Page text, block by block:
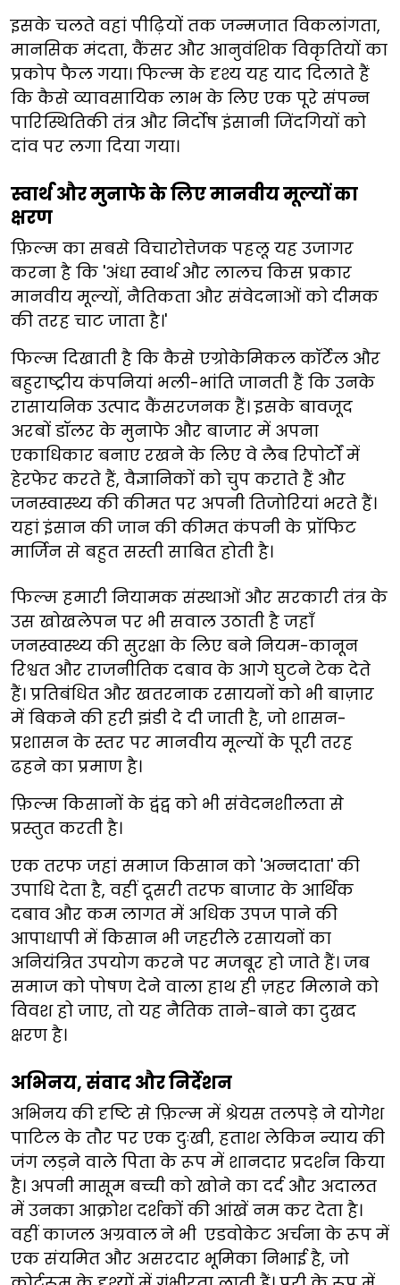
इसके चलते वहां पीढ़ियों तक जन्मजात विकलांगता,
मानसिक मंदता, कैंसर और आनुवंशिक विकृतियों का
प्रकोप फैल गया। फिल्म के दृश्य यह याद दिलाते हैं
कि कैसे व्यावसायिक लाभ के लिए एक पूरे संपन्न
पारिस्थितिकी तंत्र और निर्दोष इंसानी जिंदगियों को
दांव पर लगा दिया गया।
स्वार्थ और मुनाफे के लिए मानवीय मूल्यों का
क्षरण
फ़िल्म का सबसे विचारोत्तेजक पहलू यह उजागर
करना है कि 'अंधा स्वार्थ और लालच किस प्रकार
मानवीय मूल्यों, नैतिकता और संवेदनाओं को दीमक
की तरह चाट जाता है।'
फिल्म दिखाती है कि कैसे एग्रोकेमिकल कॉर्टेल और
बहुराष्ट्रीय कंपनियां भली-भांति जानती हैं कि उनके
रासायनिक उत्पाद कैंसरजनक हैं। इसके बावजूद
अरबों डॉलर के मुनाफे और बाजार में अपना
एकाधिकार बनाए रखने के लिए वे लैब रिपोर्टों में
हेरफेर करते हैं, वैज्ञानिकों को चुप कराते हैं और
जनस्वास्थ्य की कीमत पर अपनी तिजोरियां भरते हैं।
यहां इंसान की जान की कीमत कंपनी के प्रॉफिट
मार्जिन से बहुत सस्ती साबित होती है।
फिल्म हमारी नियामक संस्थाओं और सरकारी तंत्र के
उस खोखलेपन पर भी सवाल उठाती है जहाँ
जनस्वास्थ्य की सुरक्षा के लिए बने नियम-कानून
रिश्वत और राजनीतिक दबाव के आगे घुटने टेक देते
हैं। प्रतिबंधित और खतरनाक रसायनों को भी बाज़ार
में बिकने की हरी झंडी दे दी जाती है, जो शासन-
प्रशासन के स्तर पर मानवीय मूल्यों के पूरी तरह
ढहने का प्रमाण है।
फ़िल्म किसानों के द्वंद्व को भी संवेदनशीलता से
प्रस्तुत करती है।
एक तरफ जहां समाज किसान को 'अन्नदाता' की
उपाधि देता है, वहीं दूसरी तरफ बाजार के आर्थिक
दबाव और कम लागत में अधिक उपज पाने की
आपाधापी में किसान भी जहरीले रसायनों का
अनियंत्रित उपयोग करने पर मजबूर हो जाते हैं। जब
समाज को पोषण देने वाला हाथ ही ज़हर मिलाने को
विवश हो जाए, तो यह नैतिक ताने-बाने का दुखद
क्षरण है।
अभिनय, संवाद और निर्देशन
अभिनय की दृष्टि से फ़िल्म में श्रेयस तलपड़े ने योगेश
पाटिल के तौर पर एक दुःखी, हताश लेकिन न्याय की
जंग लड़ने वाले पिता के रूप में शानदार प्रदर्शन किया
है। अपनी मासूम बच्ची को खोने का दर्द और अदालत
में उनका आक्रोश दर्शकों की आंखें नम कर देता है।
वहीं काजल अग्रवालने भी एडवोकेट अर्चना के रूप में
एक संयमित और असरदार भूमिका निभाई है, जो